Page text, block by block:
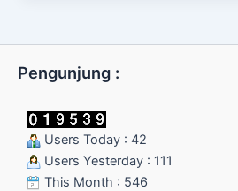
Pengunjung :
Users Today : 42
Users Yesterday : 111
This Month : 546